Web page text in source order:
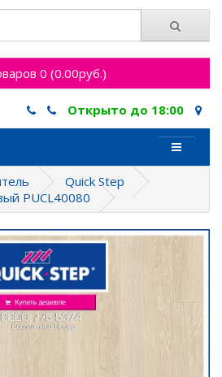
0 (0.00руб.)
Открыто до 18:00
Quick Step
PUCL40080